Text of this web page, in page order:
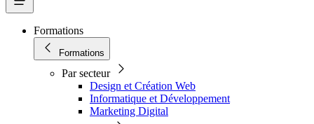
Formations
Formations
Par secteur
Design et Création Web
Informatique et Développement
Marketing Digital